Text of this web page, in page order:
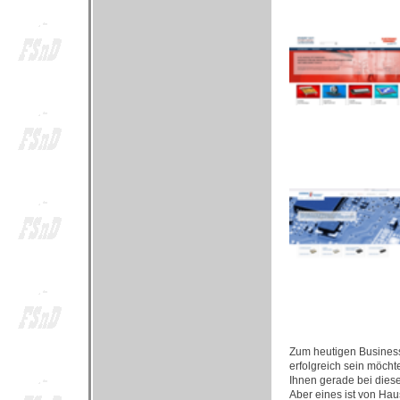
Zum heutigen
erfolgreich sein
Ihnen gerade bei
Aber eines ist von